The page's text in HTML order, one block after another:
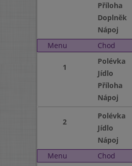
Příloha
Doplněk
Nápoj
Menu
Chod
1
Polévka
Jídlo
Příloha
Nápoj
2
Polévka
Jídlo
Nápoj
Menu
Chod